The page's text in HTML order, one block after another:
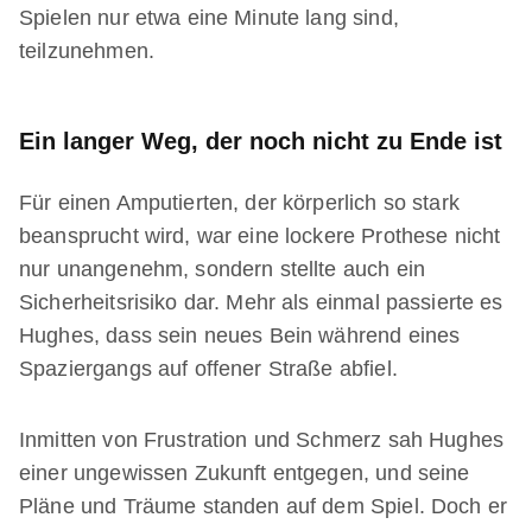
Spielen nur etwa eine Minute lang sind,
teilzunehmen.
Ein langer Weg, der noch nicht zu Ende ist
Für einen Amputierten, der körperlich so stark
beansprucht wird, war eine lockere Prothese nicht
nur unangenehm, sondern stellte auch ein
Sicherheitsrisiko dar. Mehr als einmal passierte es
Hughes, dass sein neues Bein während eines
Spaziergangs auf offener Straße abfiel.
Inmitten von Frustration und Schmerz sah Hughes
einer ungewissen Zukunft entgegen, und seine
Pläne und Träume standen auf dem Spiel. Doch er